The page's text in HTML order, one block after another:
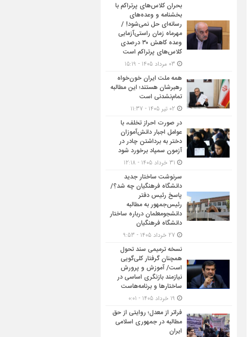
بحران کلاس‌های پرتراکم با
بخشنامه و وعده‌های
رسانه‌ای حل نمی‌شود! /
مهرماه زمان راستی‌آزمایی
وعده کاهش ۳۰ درصدی
کلاس‌های پرتراکم است
همه ملت ایران خون‌خواه
رهبرشان هستند؛ این مطالبه
تمام‌نشدنی است
در صورت احراز تخلف، با
عوامل اجبار دانش‌آموزان
دختر به برداشتن چادر در
آزمون سمپاد برخورد شود
سرنوشت ساختار جدید
دانشگاه فرهنگیان چه شد؟/
پاسخ رئیس دفتر
رئیس‌جمهور به مطالبه
دانشجومعلمان درباره ساختار
دانشگاه فرهنگیان
نسخه ترمیمی سند تحول
همچنان گرفتار کلی‌گویی
است/ آموزش و پرورش
نیازمند بازنگری اساسی در
ساختارها و برنامه‌هاست
فراتر از معدل؛ روایتی از حق
مطالبه در جمهوری اسلامی
ایران